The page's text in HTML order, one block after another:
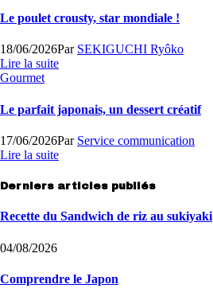
Le poulet crousty, star mondiale !
18/06/2026Par SEKIGUCHI Ryôko
Lire la suite
Gourmet
Le parfait japonais, un dessert créatif
17/06/2026Par Service communication
Lire la suite
Derniers articles publiés
Recette du Sandwich de riz au sukiyaki
04/08/2026
Comprendre le Japon